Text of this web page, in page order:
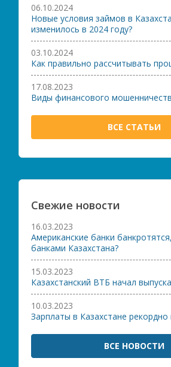
06.10.2024
Новые условия займов в
изменилось в 2024 году?
03.10.2024
Как правильно рассчитывать
17.08.2023
Виды финансового
ВСЕ СТАТЬИ
Свежие новости
16.03.2023
Американские банки
банками Казахстана?
15.03.2023
Казахстанский ВТБ начал
10.03.2023
Зарплаты в Казахстане рекордно
ВСЕ НОВОСТИ